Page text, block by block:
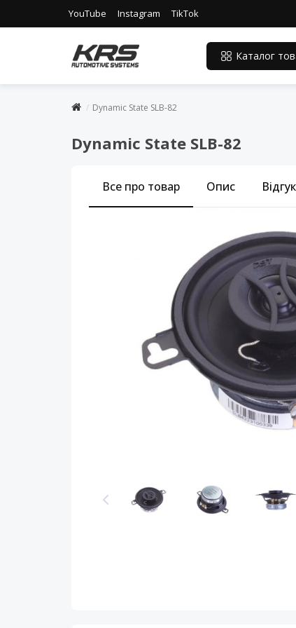
YouTube Instagram TikTok
Каталог
Dynamic State SLB-82
Dynamic State SLB-82
Все про товар Опис